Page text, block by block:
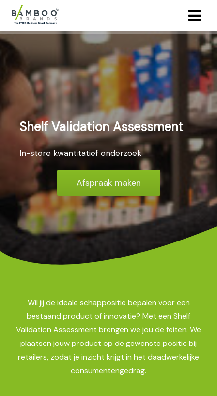
Shelf Validation Assessment
In-store kwantitatief onderzoek
Afspraak maken
Wil jij de ideale schappositie bepalen voor een
bestaand product of innovatie? Met een Shelf
Validation Assessment brengen we jou de feiten. We
plaatsen jouw product op de gewenste positie bij
retailers, zodat je inzicht krijgt in het daadwerkelijke
consumentengedrag.